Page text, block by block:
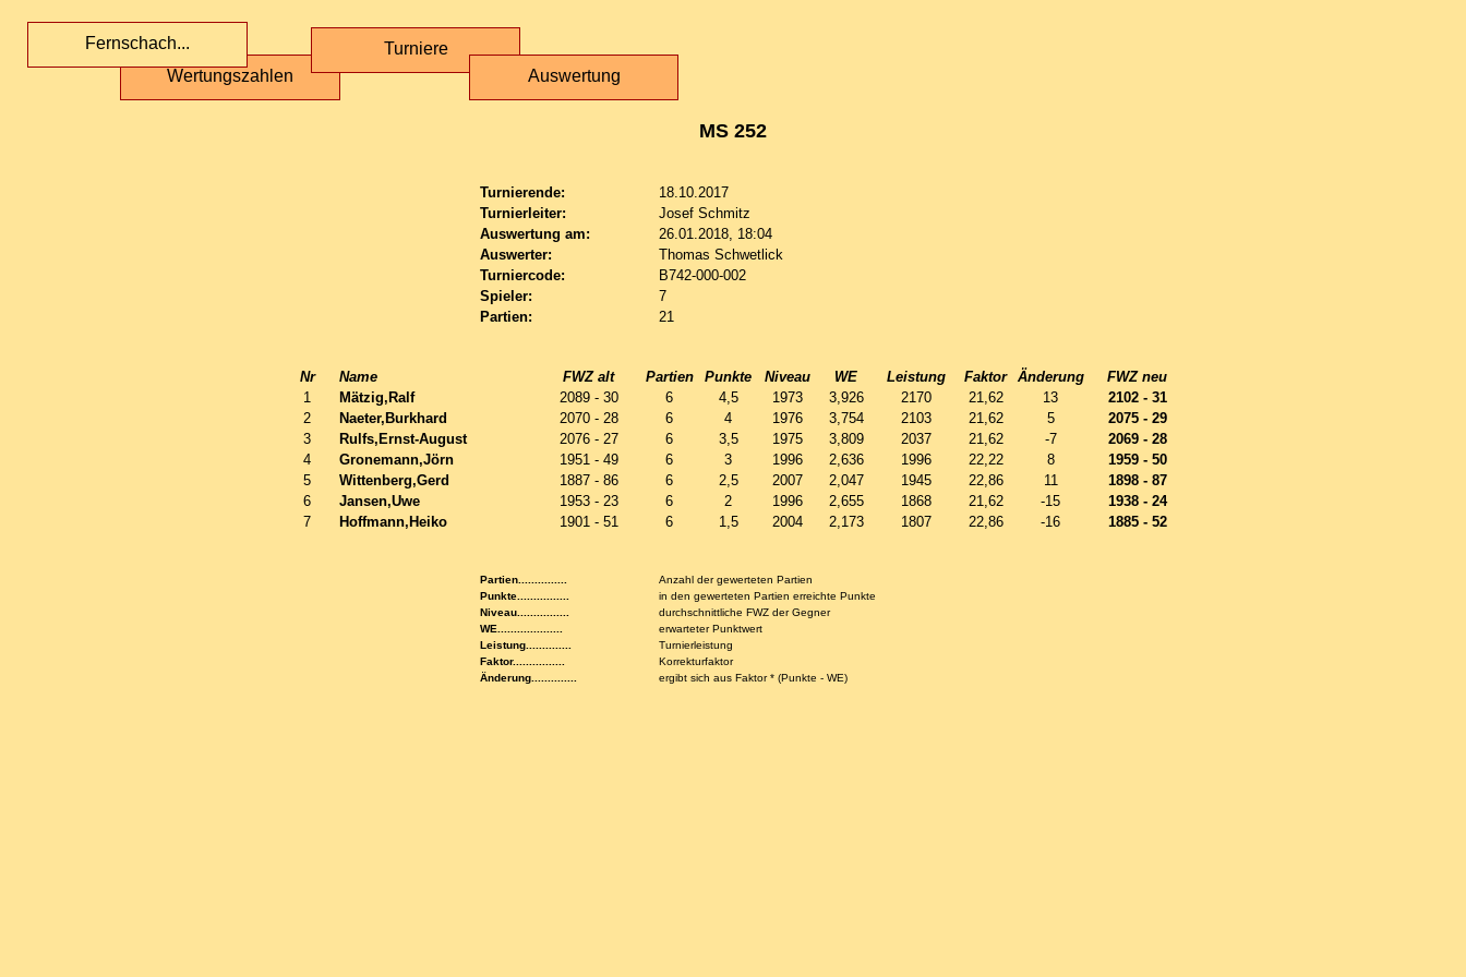
Wertungszahlen
Fernschach...
Turniere
Auswertung
MS 252
Turnierende:
18.10.2017
Turnierleiter:
Josef Schmitz
Auswertung am:
26.01.2018, 18:04
Auswerter:
Thomas Schwetlick
Turniercode:
B742-000-002
Spieler:
7
Partien:
21
Nr Name FWZ alt Partien Punkte Niveau WE Leistung Faktor Änderung
FWZ neu
1
Mätzig,Ralf 2089 - 30 6 4,5 1973 3,926 2170 21,62 13
2102 - 31
2
Naeter,Burkhard 2070 - 28 6 4 1976 3,754 2103 21,62 5
2075 - 29
3
Rulfs,Ernst-August 2076 - 27 6 3,5 1975 3,809 2037 21,62 -7
2069 - 28
4
Gronemann,Jörn 1951 - 49 6 3 1996 2,636 1996 22,22 8
1959 - 50
5
Wittenberg,Gerd 1887 - 86 6 2,5 2007 2,047 1945 22,86 11
1898 - 87
6
Jansen,Uwe 1953 - 23 6 2 1996 2,655 1868 21,62 -15
1938 - 24
7
Hoffmann,Heiko 1901 - 51 6 1,5 2004 2,173 1807 22,86 -16 1885 - 52
Partien...............
Anzahl der gewerteten Partien
Punkte................
in den gewerteten Partien erreichte Punkte
Niveau................
durchschnittliche FWZ der Gegner
WE....................
erwarteter Punktwert
Leistung..............
Turnierleistung
Faktor................
Korrekturfaktor
Änderung..............
ergibt sich aus Faktor * (Punkte - WE)